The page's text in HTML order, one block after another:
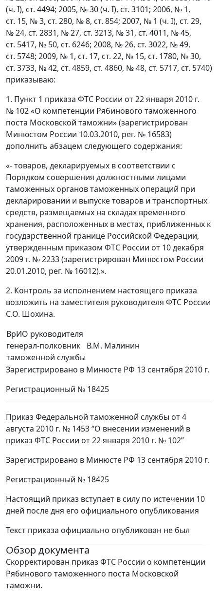
(ч. I), ст. 4494; 2005, № 30 (ч. I), ст. 3101; 2006, № 1,
ст. 15, № 3, ст. 280, № 8, ст. 854; 2007, № 1 (ч. I), ст. 29,
№ 24, ст. 2831, № 27, ст. 3213, № 31, ст. 4011, № 45,
ст. 5417, № 50, ст. 6246; 2008, № 26, ст. 3022, № 49,
ст. 5748; 2009, № 1, ст. 17, ст. 22, № 15, ст. 1780, № 30,
ст. 3733, № 42, ст. 4859, ст. 4860, № 48, ст. 5717, ст. 5740)
приказываю:
1. Пункт 1 приказа ФТС России от 22 января 2010 г.
№ 102 «О компетенции Рябинового таможенного
поста Московской таможни» (зарегистрирован
Минюстом России 10.03.2010, peг. № 16583)
дополнить абзацем следующего содержания:
«- товаров, декларируемых в соответствии с
Порядком совершения должностными лицами
таможенных органов таможенных операций при
декларировании и выпуске товаров и транспортных
средств, размещаемых на складах временного
хранения, расположенных в местах, приближенных к
государственной границе Российской Федерации,
утвержденным приказом ФТС России от 10 декабря
2009 г. № 2233 (зарегистрирован Минюстом России
20.01.2010, peг. № 16012).».
2. Контроль за исполнением настоящего приказа
возложить на заместителя руководителя ФТС России
С.О. Шохина.
ВрИО руководителя
генерал-полковник
таможенной службы
В.М. Малинин
Зарегистрировано в Минюсте РФ 13 сентября 2010 г.
Регистрационный № 18425
Приказ Федеральной таможенной службы от 4
августа 2010 г. № 1453 “О внесении изменений в
приказ ФТС России от 22 января 2010 г. № 102”
Зарегистрировано в Минюсте РФ 13 сентября 2010 г.
Регистрационный № 18425
Настоящий приказ вступает в силу по истечении 10
дней после дня его официального опубликования
Текст приказа официально опубликован не был
Обзор документа
Скорректирован приказ ФТС России о компетенции
Рябинового таможенного поста Московской
таможни.